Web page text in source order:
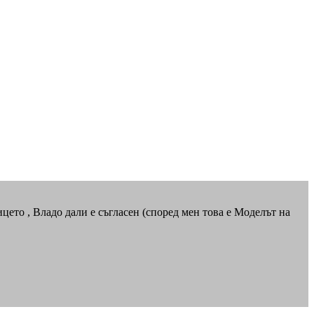
, Владо дали е съгласен (според мен това е Моделът на